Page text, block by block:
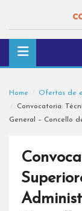
Home Ofertas de
Convocatoria:
General – Concello